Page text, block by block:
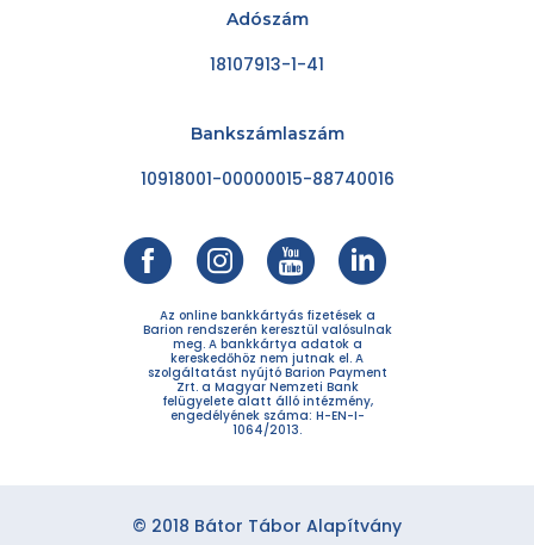
Adószám
18107913-1-41
Bankszámlaszám
10918001-00000015-88740016
Az online bankkártyás fizetések a
Barion rendszerén keresztül valósulnak
meg. A bankkártya adatok a
kereskedőhöz nem jutnak el. A
szolgáltatást nyújtó Barion Payment
Zrt. a Magyar Nemzeti Bank
felügyelete alatt álló intézmény,
engedélyének száma: H-EN-I-
1064/2013.
© 2018 Bátor Tábor Alapítvány